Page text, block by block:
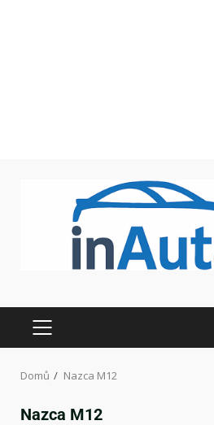
Domů Nazca M12
Nazca M12